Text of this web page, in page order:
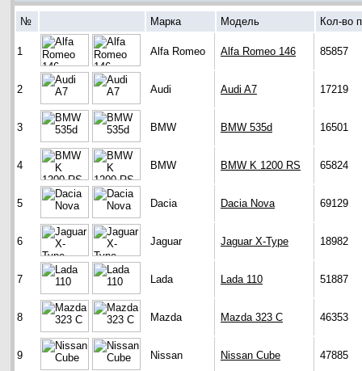
№ Марка Модель Кол-во
1 Alfa Romeo Alfa Romeo 146 85857
2 Audi Audi A7 17219
3 BMW BMW 535d 16501
4 BMW BMW K 1200 RS 65824
5 Dacia Dacia Nova 69129
6 Jaguar Jaguar X-Type 18982
7 Lada Lada 110 51887
8 Mazda Mazda 323 C 46353
9 Nissan Nissan Cube 47885